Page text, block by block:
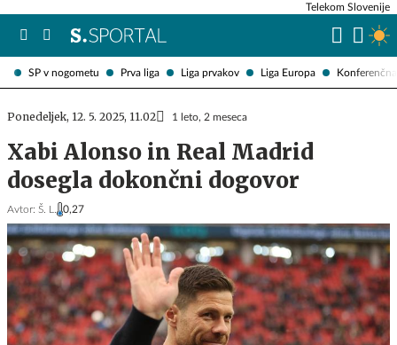
SP v nogometu Prva liga Liga prvakov Liga Europa
Telekom Slovenije
Ponedeljek, 12. 5. 2025, 11.02 1 leto, 2 meseca
Xabi Alonso in Real Madrid
dosegla dokončni dogovor
Avtor: Š. L. 0,27